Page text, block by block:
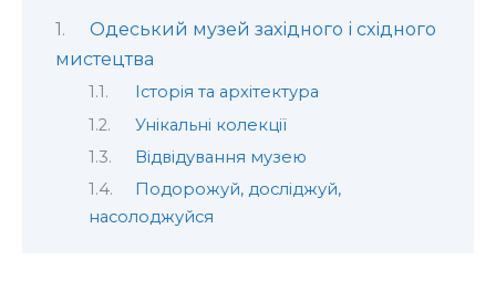
Одеський музей західного і східного
мистецтва
Історія та архітектура
Унікальні колекції
Відвідування музею
Подорожуй, досліджуй,
насолоджуйся